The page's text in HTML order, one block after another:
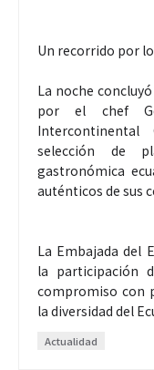
Un recorrido por
La noche
por el chef
Intercontinental
selección de
gastronómica
auténticos de sus
La Embajada del
la participación
compromiso con
la diversidad del
Actualidad